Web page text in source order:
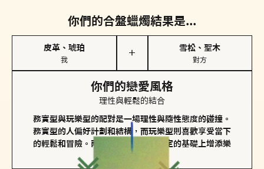
你們的合盤蠟燭結果是...
皮革、琥珀
我
＋
雪松、聖木
對方
你們的戀愛風格
理性與輕鬆的結合
務實型與玩樂型的配對是一場理性與隨性態度的碰撞。
務實型的人偏好計劃和結構，而玩樂型則喜歡享受當下
的輕鬆和冒險。兩者的關係能夠在穩定的基礎上增添樂